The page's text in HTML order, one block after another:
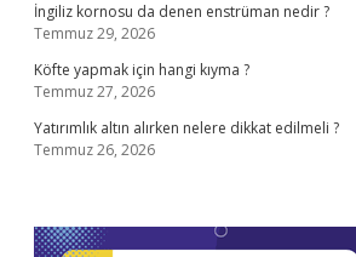
İngiliz kornosu da denen enstrüman nedir ?
Temmuz 29, 2026
Köfte yapmak için hangi kıyma ?
Temmuz 27, 2026
Yatırımlık altın alırken nelere dikkat edilmeli ?
Temmuz 26, 2026